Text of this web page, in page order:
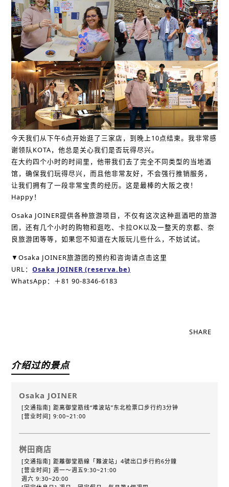
今天我们从下午6点开始逛了三家店，到晚上10点结束。我非常感
谢领队KOTA，他总是关心我们是否玩得尽兴。
在大约四个小时的时间里，他带我们去了完全不同类型的当地酒
馆，确保我们玩得尽兴，而且他非常友好，不会强行推销服务，
让我们拥有了一段非常宝贵的经历。这是最棒的大阪之夜！
Happy！
Osaka JOINER提供各种旅游项目，不仅有这次这种逛酒吧的旅游
团，还有几个小时的购物和逛吃、卡拉OK以及一整天的京都、奈
良旅游团等等，如果您不知道在大阪玩儿些什么，不妨试试。
▼Osaka JOINER旅游团的预约和咨询请点击这里
URL：Osaka JOINER (reserva.be)
WhatsApp：＋81 90-8346-6183
SHARE
介绍过的景点
Osaka JOINER
[交通指南] 距离御堂筋线“难波站”东北检票口步行约3分钟
[营业时间] 9:00~21:00
桝田商店
[交通指南] 距離御堂筋線「難波站」4號出口步行約6分鐘
[营业时间] 週一～週五9:30~21:00
週六 9:30~20:00